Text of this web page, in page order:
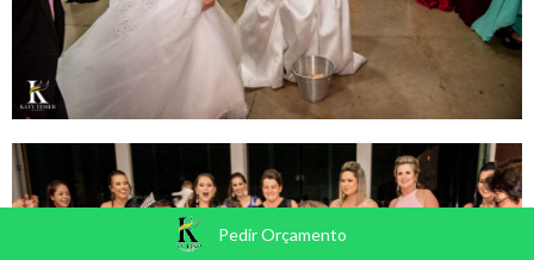
Pedir Orçamento